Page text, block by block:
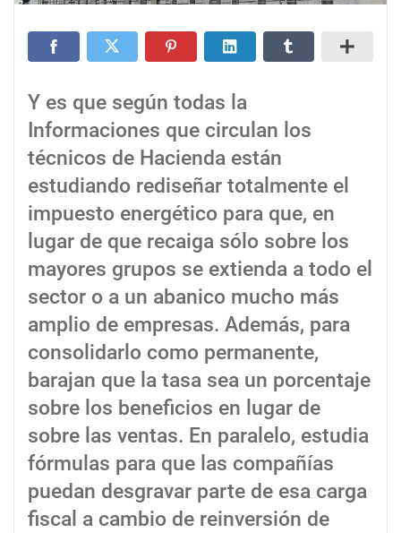
Y es que según todas la
Informaciones que circulan los
técnicos de Hacienda están
estudiando rediseñar totalmente el
impuesto energético para que, en
lugar de que recaiga sólo sobre los
mayores grupos se extienda a todo el
sector o a un abanico mucho más
amplio de empresas. Además, para
consolidarlo como permanente,
barajan que la tasa sea un porcentaje
sobre los beneficios en lugar de
sobre las ventas. En paralelo, estudia
fórmulas para que las compañías
puedan desgravar parte de esa carga
fiscal a cambio de reinversión de